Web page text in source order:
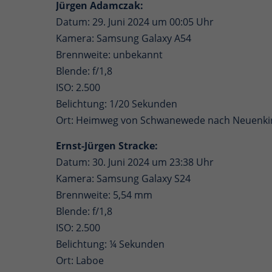
Jürgen Adamczak:
Datum: 29. Juni 2024 um 00:05 Uhr
Kamera: Samsung Galaxy A54
Brennweite: unbekannt
Blende: f/1,8
ISO: 2.500
Belichtung: 1/20 Sekunden
Ort: Heimweg von Schwanewede nach
Ernst-Jürgen Stracke:
Datum: 30. Juni 2024 um 23:38 Uhr
Kamera: Samsung Galaxy S24
Brennweite: 5,54 mm
Blende: f/1,8
ISO: 2.500
Belichtung: ¼ Sekunden
Ort: Laboe